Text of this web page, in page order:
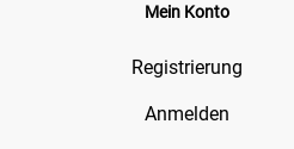
Mein Konto
Registrierung
Anmelden